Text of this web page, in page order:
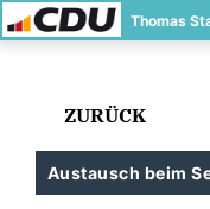
Thomas
ZURÜCK
Austausch beim